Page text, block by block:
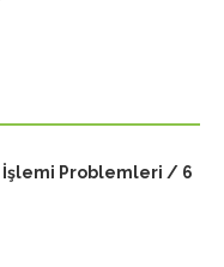
İşlemi Problemleri / 6